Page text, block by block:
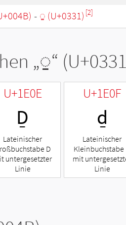
- ◌̱ (U+0331) [2]
„◌̱“
U+1E0E
Ḏ
Lateinischer
D
untergesetzter
Linie
U+1E0F
ḏ
Lateinischer
Kleinbuchstabe
mit
Linie